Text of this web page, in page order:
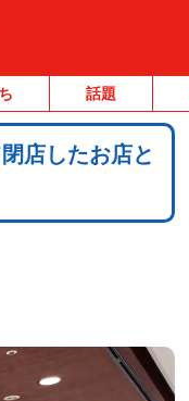
話題
店したお店と